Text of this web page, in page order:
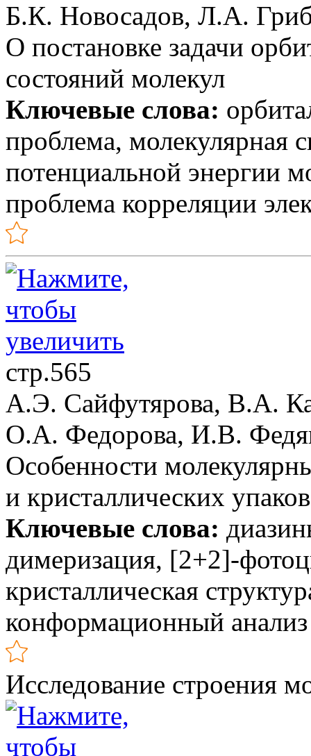
Б.К. Новосадов, Л.А.
О постановке задачи
состояний молекул
Ключевые слова:
проблема, молекулярная
потенциальной энергии
проблема корреляции
стр.565
А.Э. Сайфутярова, В.А.
О.А. Федорова, И.В.
Особенности
и кристаллических
Ключевые слова:
димеризация, [2+2]-
кристаллическая
конформационный анализ
Исследование строения